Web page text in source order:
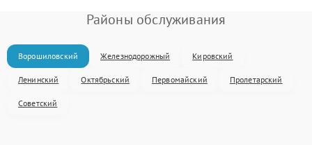
Районы обслуживания
Ворошиловский Железнодорожный Кировский
Ленинский Октябрьский Первомайский Пролетарский
Советский